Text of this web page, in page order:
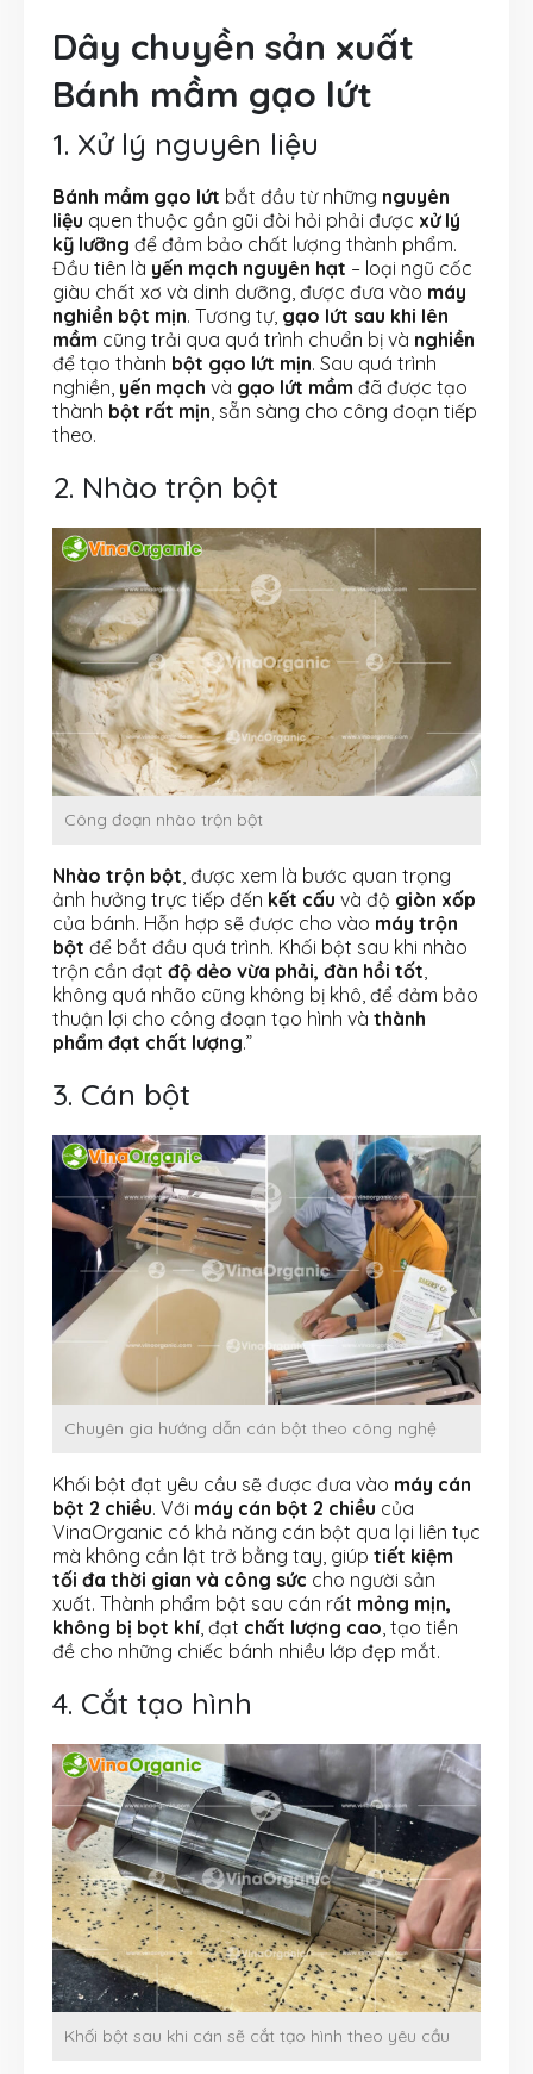
Dây chuyền sản xuất
Bánh mầm gạo lứt
1. Xử lý nguyên liệu
Bánh mầm gạo lứt bắt đầu từ những nguyên
liệu quen thuộc gần gũi đòi hỏi phải được xử lý
kỹ lưỡng để đảm bảo chất lượng thành phẩm.
Đầu tiên là yến mạch nguyên hạt – loại ngũ cốc
giàu chất xơ và dinh dưỡng, được đưa vào máy
nghiền bột mịn. Tương tự, gạo lứt sau khi lên
mầm cũng trải qua quá trình chuẩn bị và nghiền
để tạo thành bột gạo lứt mịn. Sau quá trình
nghiền, yến mạch và gạo lứt mầm đã được tạo
thành bột rất mịn , sẵn sàng cho công đoạn tiếp
theo.
2. Nhào trộn bột
Công đoạn nhào trộn bột
Nhào trộn bột, được xem là bước quan trọng
ảnh hưởng trực tiếp đến kết cấu và độ giòn xốp
của bánh. Hỗn hợp sẽ được cho vào máy trộn
bột để bắt đầu quá trình. Khối bột sau khi nhào
trộn cần đạt độ dẻo vừa phải, đàn hồi tốt,
không quá nhão cũng không bị khô, để đảm bảo
thuận lợi cho công đoạn tạo hình và thành
phẩm đạt chất lượng.”
3. Cán bột
Chuyên gia hướng dẫn cán bột theo công nghệ
Khối bột đạt yêu cầu sẽ được đưa vào máy cán
bột 2 chiều. Với máy cán bột 2 chiều của
VinaOrganic có khả năng cán bột qua lại liên tục
mà không cần lật trở bằng tay, giúp tiết kiệm
tối đa thời gian và công sức cho người sản
xuất. Thành phẩm bột sau cán rất mỏng mịn,
không bị bọt khí, đạt chất lượng cao , tạo tiền
đề cho những chiếc bánh nhiều lớp đẹp mắt.
4. Cắt tạo hình
Khối bột sau khi cán sẽ cắt tạo hình theo yêu cầu